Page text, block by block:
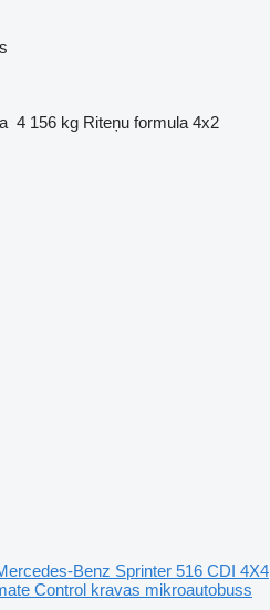
4 156 kg Riteņu formula 4x2
Benz Sprinter 516 CDI 4X4
Control kravas mikroautobuss